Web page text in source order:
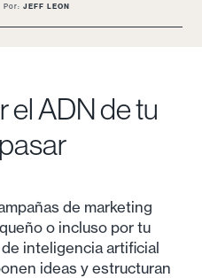
Por: JEFF LEON
el ADN de tu
de marketing
o incluso por tu
inteligencia artificial
ideas y estructuran